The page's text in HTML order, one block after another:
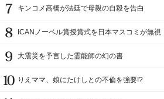
キンコメ高橋が法廷で母親の自殺を告白
ICANノーベル賞授賞式を日本マスコミが無視
大震災を予言した霊能師の幻の書
りえママ、娘にたけしとの不倫を強要!?